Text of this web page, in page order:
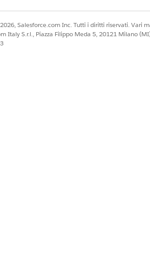
Salesforce.com Inc. Tutti i diritti riservati. Vari
Italy S.r.l., Piazza Filippo Meda 5, 20121 Milano